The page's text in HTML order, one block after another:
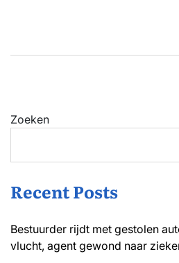
Zoeken
Recent Posts
Bestuurder rijdt met gestolen
vlucht, agent gewond naar